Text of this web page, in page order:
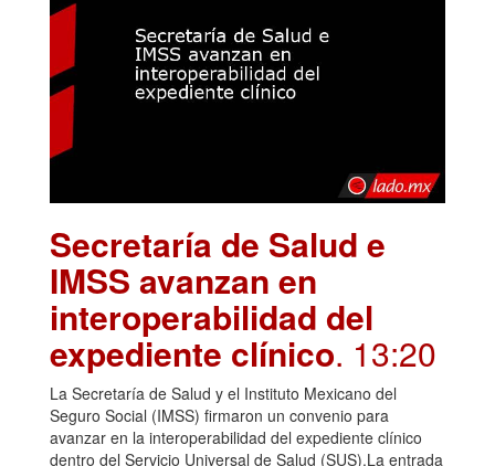
Secretaría de Salud e
IMSS avanzan en
interoperabilidad del
expediente clínico. 13:20
La Secretaría de Salud y el Instituto Mexicano del
Seguro Social (IMSS) firmaron un convenio para
avanzar en la interoperabilidad del expediente clínico
dentro del Servicio Universal de Salud (SUS).La entrada